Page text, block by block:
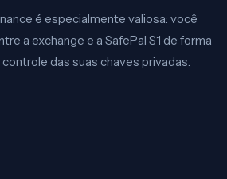
é especialmente valiosa: você
a exchange e a SafePal S1 de forma
das suas chaves privadas.